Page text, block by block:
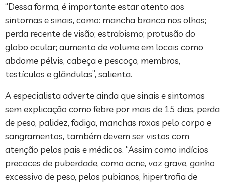
“Dessa forma, é importante estar atento aos
sintomas e sinais, como: mancha branca nos olhos;
perda recente de visão; estrabismo; protusão do
globo ocular; aumento de volume em locais como
abdome pélvis, cabeça e pescoço, membros,
testículos e glândulas”, salienta.
A especialista adverte ainda que sinais e sintomas
sem explicação como febre por mais de 15 dias, perda
de peso, palidez, fadiga, manchas roxas pelo corpo e
sangramentos, também devem ser vistos com
atenção pelos pais e médicos. “Assim como indícios
precoces de puberdade, como acne, voz grave, ganho
excessivo de peso, pelos pubianos, hipertrofia de